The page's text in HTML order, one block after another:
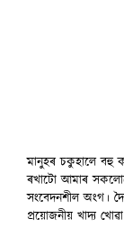
মানুহৰ চকুহালে বহু
ৰখাটো আমাৰ
সংবেদনশীল অংগ।
প্রয়োজনীয় খাদ্য